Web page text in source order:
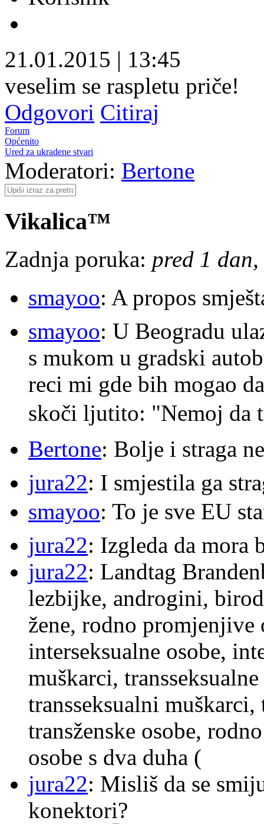
21.01.2015 | 13:45
veselim se raspletu priče!
Odgovori Citiraj
Forum
Općenito
Ured za ukradene stvari
Moderatori: Bertone
Vikalica™
Zadnja poruka: pred 1
smayoo: A propos
smayoo: U Beogradu
s mukom u gradski
reci mi gde bih mogao
skoči ljutito: "Nemoj da
Bertone: Bolje i straga
jura22: I smjestila ga
smayoo: To je sve EU
jura22: Izgleda da mora
jura22: Landtag
lezbijke, androgini,
žene, rodno
interseksualne osobe,
muškarci,
transseksualni muškarci,
transženske osobe,
osobe s dva duha (
jura22: Misliš da se
konektori?